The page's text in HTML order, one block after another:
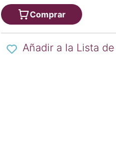
Comprar
Añadir a la Lista